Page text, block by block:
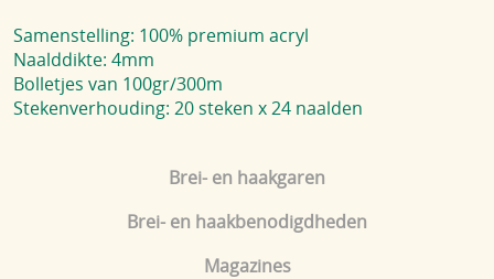
Brei- en haakgaren
Brei- en haakbenodigdheden
Magazines
Samenstelling: 100% premium acryl
Naalddikte: 4mm
Bolletjes van 100gr/300m
Stekenverhouding: 20 steken x 24 naalden